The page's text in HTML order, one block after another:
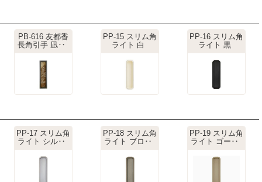
PB-616 友都香
長角引手 凪‥
PP-15 スリム角
ライト 白
PP-16 スリム角
ライト 黒
PP-17 スリム角
ライト シル‥
PP-18 スリム角
ライト ブロ‥
PP-19 スリム角
ライト ゴー‥